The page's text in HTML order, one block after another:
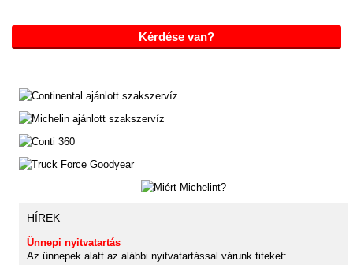
Kérdése van?
HÍREK
Ünnepi nyitvatartás
Az ünnepek alatt az alábbi nyitvatartással várunk titeket: